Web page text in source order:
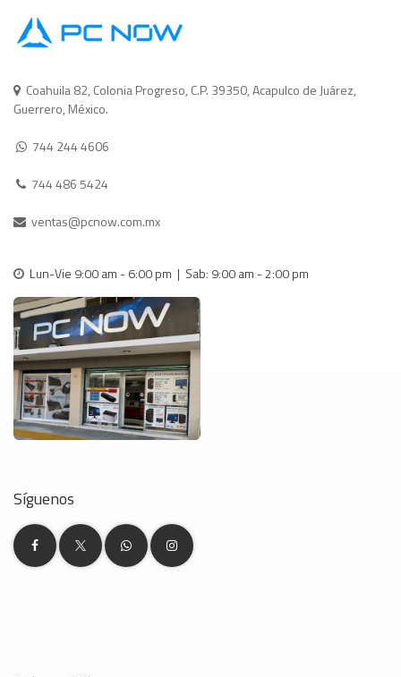
Coahuila 82, Colonia Progreso, C.P. 39350, Acapulco de Juárez,
Guerrero, México.
744 244 4606
744 486 5424
ventas@pcnow.com.mx
Lun-Vie 9:00 am - 6:00 pm | Sab: 9:00 am - 2:00 pm
Síguenos